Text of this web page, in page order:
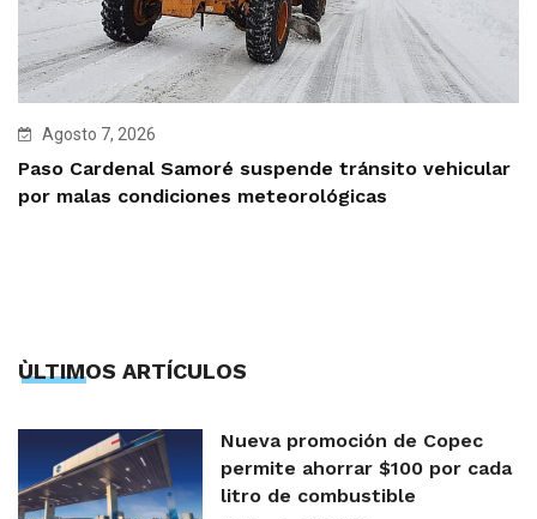
Agosto 7, 2026
Paso Cardenal Samoré suspende tránsito vehicular
por malas condiciones meteorológicas
ÙLTIMOS ARTÍCULOS
Nueva promoción de Copec
permite ahorrar $100 por cada
litro de combustible